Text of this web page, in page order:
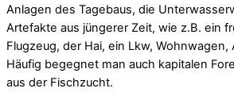
Anlagen des Tagebaus, die
Artefakte aus jüngerer Zeit, wie z.B. ein
Flugzeug, der Hai, ein Lkw, Wohnwagen,
Häufig begegnet man auch kapitalen
aus der Fischzucht.